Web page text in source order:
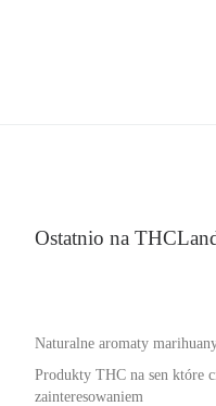
Ostatnio na
Naturalne aromaty
Produkty THC na sen które
zainteresowaniem